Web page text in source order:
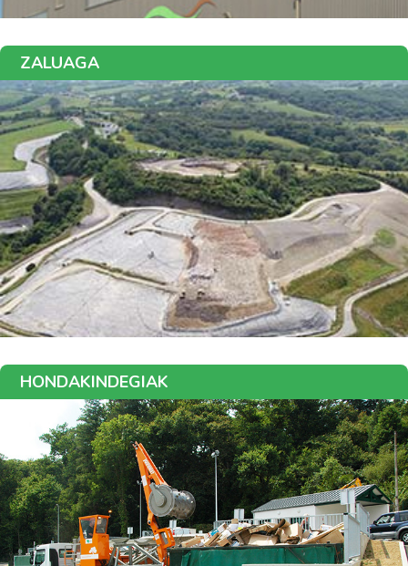
ZALUAGA
HONDAKINDEGIAK